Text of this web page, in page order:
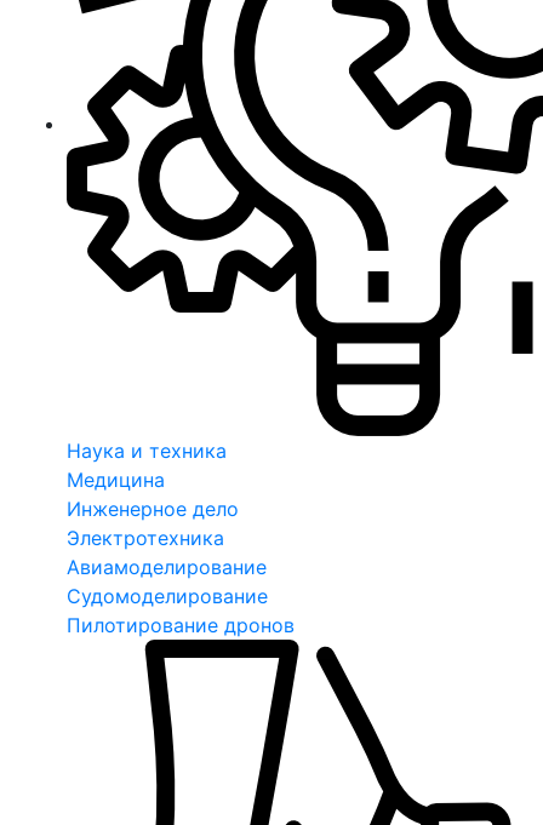
Наука и техника
Медицина
Инженерное дело
Электротехника
Авиамоделирование
Судомоделирование
Пилотирование дронов